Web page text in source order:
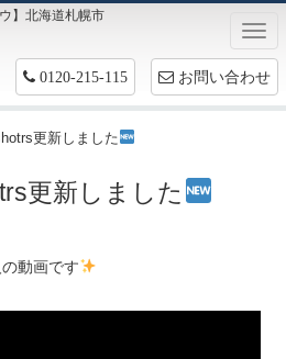
】北海道札幌市
0120-215-115 お問い合わせ
お仕事情報
更新しました
更新しました
動画です